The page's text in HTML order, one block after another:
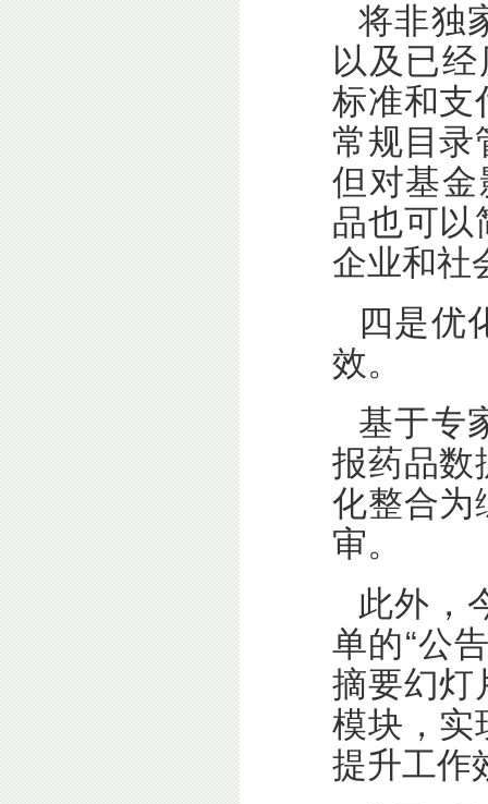
将非独
以及已
标准和支
常规目录
但对基
品也可以
企业和社
四是优
效。
基于专
报药品数
化整合为
审。
此外，
单的“公
摘要幻灯
模块，实
提升工作